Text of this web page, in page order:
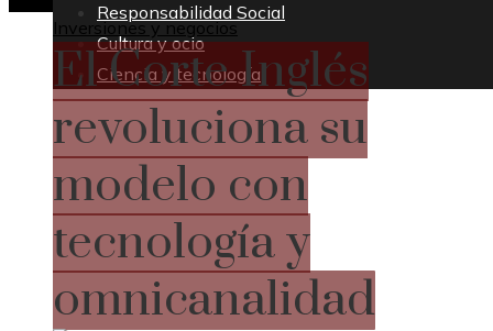
Responsabilidad Social
Cultura y ocio
Ciencia y tecnología
Inversiones y negocios
El Corte Inglés
revoluciona su
modelo con
tecnología y
omnicanalidad